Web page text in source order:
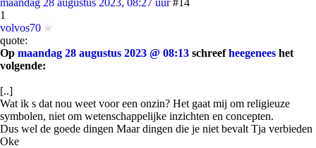
maandag 28 augustus 2023, 08:27 uur #14
1
volvos70
quote:
Op maandag 28 augustus 2023 @ 08:13 schreefheegenees het
volgende:
[..]
Wat ik s dat nou weet voor een onzin? Het gaat mij om religieuze
symbolen, niet om wetenschappelijke inzichten en concepten.
Dus wel de goede dingen Maar dingen die je niet bevalt Tja verbieden
Oke